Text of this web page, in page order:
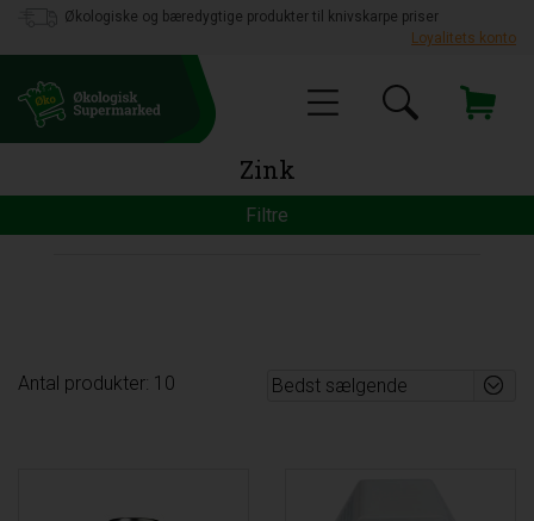
Økologiske og bæredygtige produkter til knivskarpe priser
Loyalitets konto
Zink
Filtre
Antal produkter: 10